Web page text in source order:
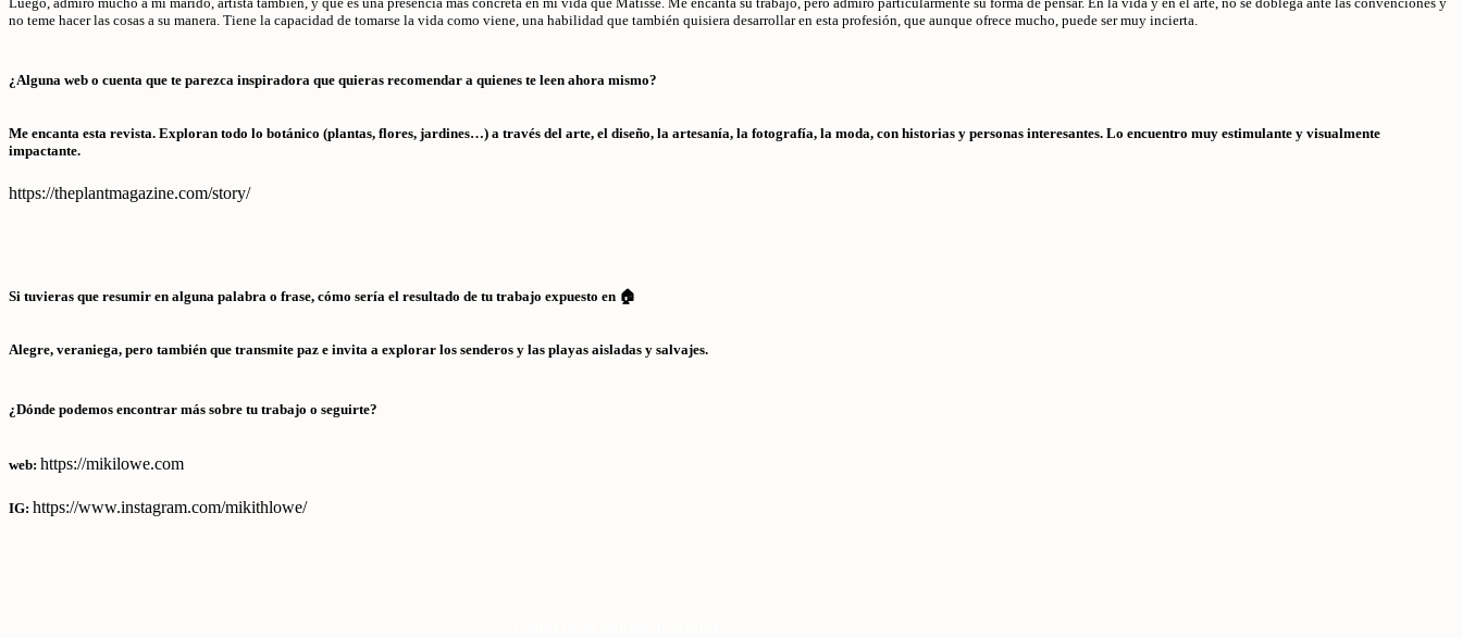
no teme hacer las cosas a su manera. Tiene la capacidad de tomarse la vida como viene, una habilidad que también quisiera desarrollar en esta profesión, que aunque ofrece mucho, puede ser muy incierta.
¿Alguna web o cuenta que te parezca inspiradora que quieras recomendar a quienes te leen ahora mismo?
Me encanta esta revista. Exploran todo lo botánico (plantas, flores, jardines…) a través del arte, el diseño, la artesanía, la fotografía, la moda, con historias y personas interesantes. Lo encuentro muy estimulante y visualmente
impactante.
https://theplantmagazine.com/story/
Si tuvieras que resumir en alguna palabra o frase, cómo sería el resultado de tu trabajo expuesto en 🏠
Alegre, veraniega, pero también que transmite paz e invita a explorar los senderos y las playas aisladas y salvajes.
¿Dónde podemos encontrar más sobre tu trabajo o seguirte?
web: https://mikilowe.com
IG: https://www.instagram.com/mikithlowe/